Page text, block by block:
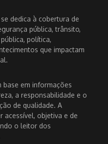
dedica à cobertura de
pública, trânsito,
política,
que impactam
em informações
a responsabilidade e o
de qualidade. A
acessível, objetiva e de
o leitor dos